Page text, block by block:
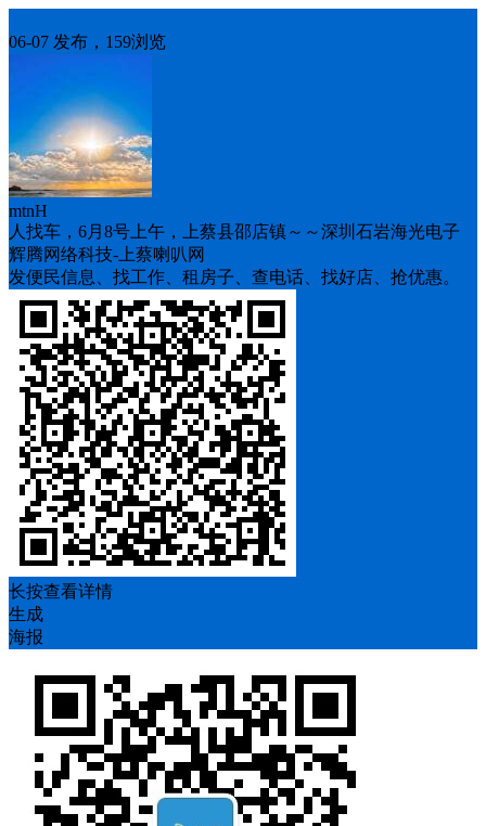
06-07 发布，159浏览
mtnH
人找车，6月8号上午，上蔡县邵店镇～～深圳石岩海光电子
辉腾网络科技-上蔡喇叭网
发便民信息、找工作、租房子、查电话、找好店、抢优惠。
长按查看详情
生成
海报